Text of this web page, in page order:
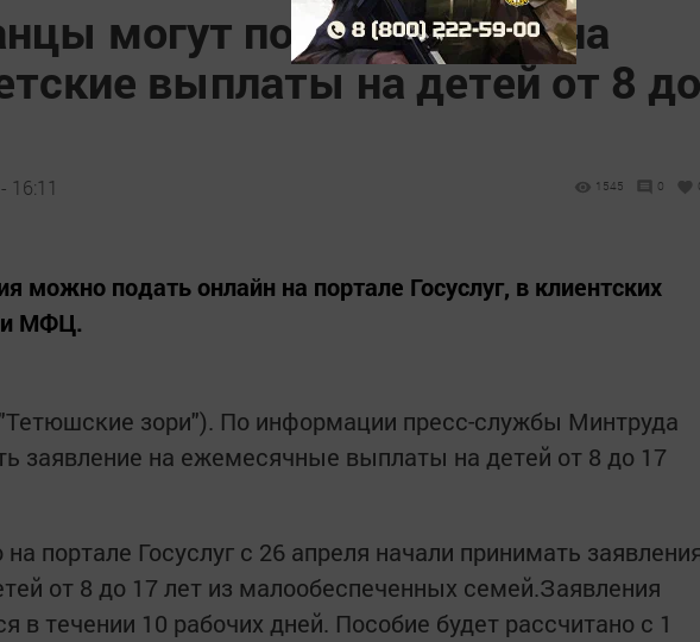
могут подать заявку на
выплаты на детей от 8 до
16:11 1545 0
можно подать онлайн на портале Госуслуг, в клиентских
МФЦ.
зори"). По информации пресс-службы Минтруда
заявление на ежемесячные выплаты на детей от 8 до 17
портале Госуслуг с 26 апреля начали принимать
от 8 до 17 лет из малообеспеченных семей.Заявления
в течении 10 рабочих дней. Пособие будет рассчитано с 1